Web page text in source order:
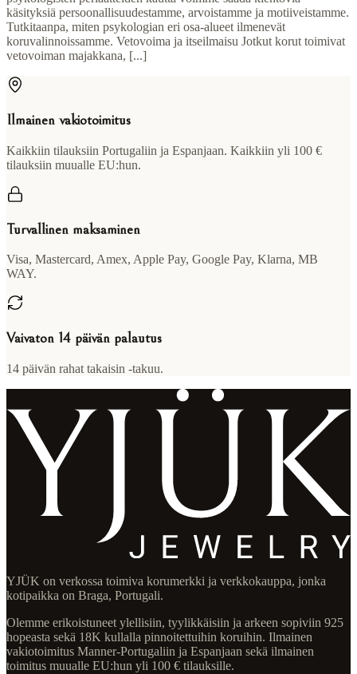
käsityksiä persoonallisuudestamme, arvoistamme ja motiiveistamme.
Tutkitaanpa, miten psykologian eri osa-alueet ilmenevät
koruvalinnoissamme. Vetovoima ja itseilmaisu Jotkut korut toimivat
vetovoiman majakkana, [...]
Ilmainen vakiotoimitus
Kaikkiin tilauksiin Portugaliin ja Espanjaan. Kaikkiin yli 100 €
tilauksiin muualle EU:hun.
Turvallinen maksaminen
Visa, Mastercard, Amex, Apple Pay, Google Pay, Klarna, MB
WAY.
Vaivaton 14 päivän palautus
14 päivän rahat takaisin -takuu.
YJÜK on verkossa toimiva korumerkki ja verkkokauppa, jonka
kotipaikka on Braga, Portugali.
Olemme erikoistuneet ylellisiin, tyylikkäisiin ja arkeen sopiviin 925
hopeasta sekä 18K kullalla pinnoitettuihin koruihin. Ilmainen
vakiotoimitus Manner-Portugaliin ja Espanjaan sekä ilmainen
toimitus muualle EU:hun yli 100 € tilauksille.